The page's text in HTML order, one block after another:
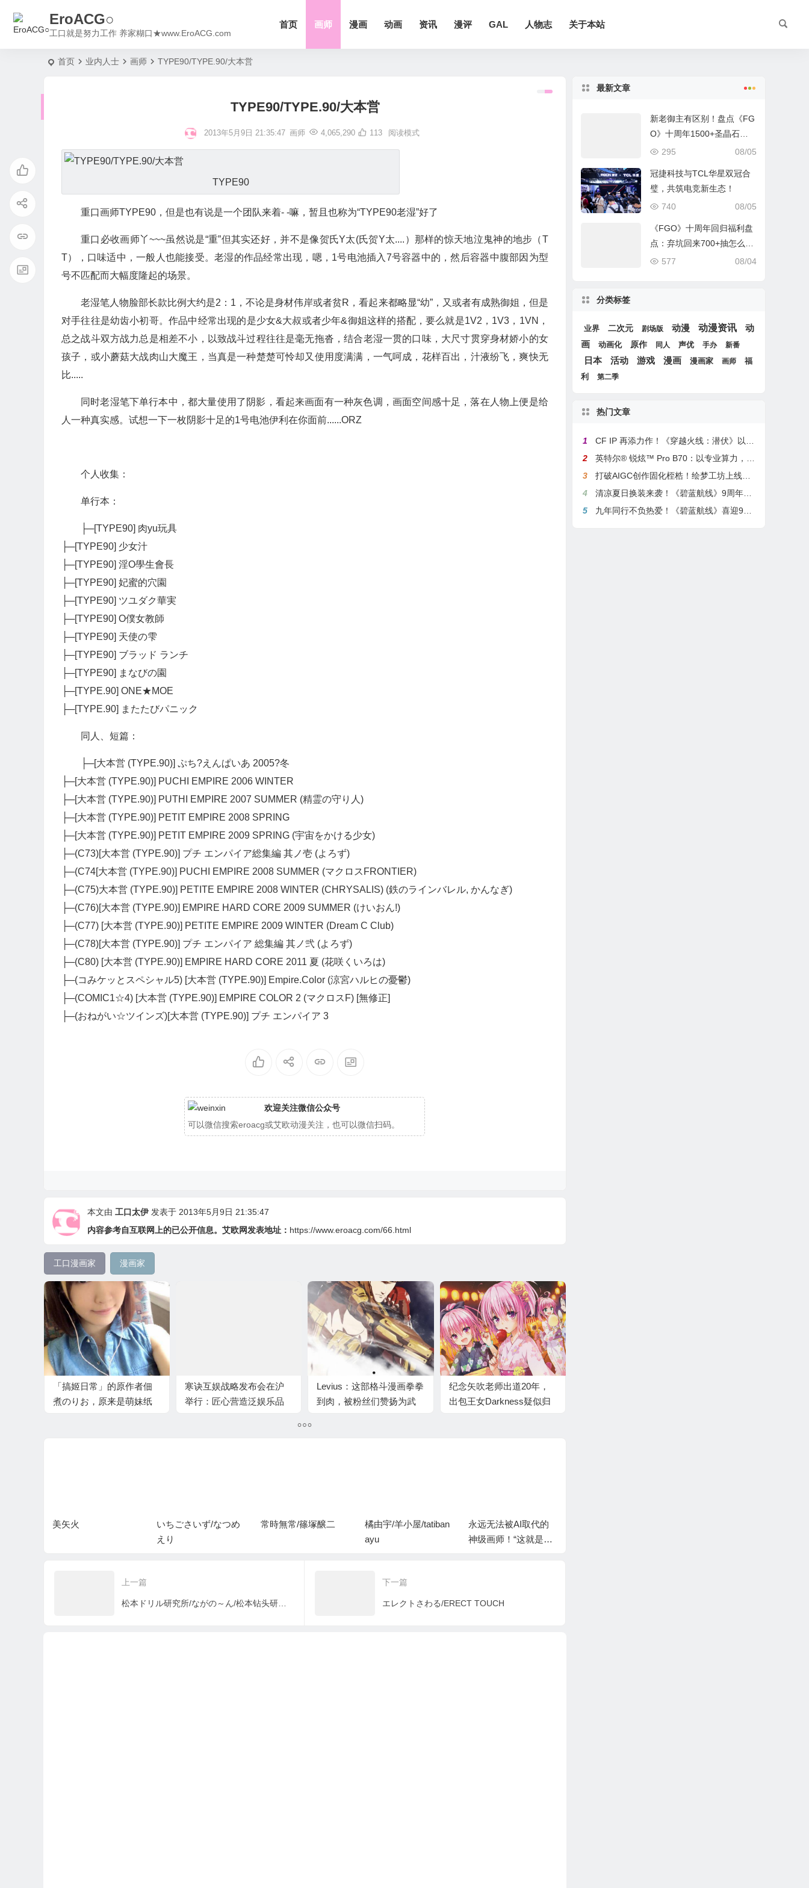
EroACG○
工口就是努力工作 养家糊口★www.EroACG.com
首页 画师 漫画 动画 资讯 漫评 GAL 人物志 关于本站
首页 业内人士 画师 TYPE90/TYPE.90/大本営
TYPE90/TYPE.90/大本営
2013年5月9日 21:35:47 画师 4,065,290 113 阅读模式
TYPE90
重口画师TYPE90，但是也有说是一个团队来着- -嘛，暂且也称为“TYPE90老湿”好了
重口必收画师丫~~~虽然说是“重”但其实还好，并不是像贺氏Y太(氏贺Y太....）那样的惊天地泣鬼神的地步（T
T），口味适中，一般人也能接受。老湿的作品经常出现，嗯，1号电池插入7号容器中的，然后容器中腹部因为型
号不匹配而大幅度隆起的场景。
老湿笔人物脸部长款比例大约是2：1，不论是身材伟岸或者贫R，看起来都略显“幼”，又或者有成熟御姐，但是
对手往往是幼齿小初哥。作品中经常出现的是少女&大叔或者少年&御姐这样的搭配，要么就是1V2，1V3，1VN，
总之战斗双方战力总是相差不小，以致战斗过程往往是毫无拖沓，结合老湿一贯的口味，大尺寸贯穿身材娇小的女
孩子，或小蘑菇大战肉山大魔王，当真是一种楚楚可怜却又使用度满满，一气呵成，花样百出，汁液纷飞，爽快无
比.....
同时老湿笔下单行本中，都大量使用了阴影，看起来画面有一种灰色调，画面空间感十足，落在人物上便是给
人一种真实感。试想一下一枚阴影十足的1号电池伊利在你面前......ORZ
个人收集：
单行本：
├─[TYPE90] 肉yu玩具
├─[TYPE90] 少女汁
├─[TYPE90] 淫O學生會長
├─[TYPE90] 妃蜜的穴園
├─[TYPE90] ツユダク華実
├─[TYPE90] O僕女教師
├─[TYPE90] 天使の雫
├─[TYPE90] ブラッド ランチ
├─[TYPE90] まなびの園
├─[TYPE.90] ONE★MOE
├─[TYPE.90] またたびパニック
同人、短篇：
├─[大本営 (TYPE.90)] ぷち?えんぱいあ 2005?冬
├─[大本営 (TYPE.90)] PUCHI EMPIRE 2006 WINTER
├─[大本営 (TYPE.90)] PUTHI EMPIRE 2007 SUMMER (精霊の守り人)
├─[大本営 (TYPE.90)] PETIT EMPIRE 2008 SPRING
├─[大本営 (TYPE.90)] PETIT EMPIRE 2009 SPRING (宇宙をかける少女)
├─(C73)[大本営 (TYPE.90)] プチ エンパイア総集編 其ノ壱 (よろず)
├─(C74[大本営 (TYPE.90)] PUCHI EMPIRE 2008 SUMMER (マクロスFRONTIER)
├─(C75)大本営 (TYPE.90)] PETITE EMPIRE 2008 WINTER (CHRYSALIS) (鉄のラインバレル, かんなぎ)
├─(C76)[大本営 (TYPE.90)] EMPIRE HARD CORE 2009 SUMMER (けいおん!)
├─(C77) [大本営 (TYPE.90)] PETITE EMPIRE 2009 WINTER (Dream C Club)
├─(C78)[大本営 (TYPE.90)] プチ エンパイア 総集編 其ノ弐 (よろず)
├─(C80) [大本営 (TYPE.90)] EMPIRE HARD CORE 2011 夏 (花咲くいろは)
├─(コみケッとスペシャル5) [大本営 (TYPE.90)] Empire.Color (涼宮ハルヒの憂鬱)
├─(COMIC1☆4) [大本営 (TYPE.90)] EMPIRE COLOR 2 (マクロスF) [無修正]
├─(おねがい☆ツインズ)[大本営 (TYPE.90)] プチ エンパイア 3
欢迎关注微信公众号
可以微信搜索eroacg或艾欧动漫关注，也可以微信扫码。
本文由 工口太伊 发表于 2013年5月9日 21:35:47
内容参考自互联网上的已公开信息。艾欧网发表地址： https://www.eroacg.com/66.html
工口漫画家 漫画家
「搞姬日常」的原作者佃
煮のりお，原来是萌妹纸
寒诀互娱战略发布会在沪
举行：匠心营造泛娱乐品
Levius：这部格斗漫画拳拳
到肉，被粉丝们赞扬为武
纪念矢吹老师出道20年，
出包王女Darkness疑似归
美矢火
いちごさいず/なつめ
えり
常時無常/篠塚醸二
橘由宇/羊小屋/tatiban
ayu
永远无法被AI取代的
神级画师！“这就是我
上一篇 下一篇
エレクトさわる/ERECT TOUCH
最新文章
新老御主有区别！盘点《FG
O》十周年1500+圣晶石福
利全部获取方式
08/05
295
冠捷科技与TCL华星双冠合
璧，共筑电竞新生态！
08/05
740
《FGO》十周年回归福利盘
点：弃坑回来700+抽怎么
拿？
08/04
577
分类标签
业界 二次元 剧场版 动漫 动漫资讯
动
画
动画化 原作 同人 声优 手办 新番
日本 活动 游戏 漫画 漫画家 画师
福
利
第二季
热门文章
1
CF IP 再添力作！《穿越火线：潜伏》以3A叙事重塑战术潜行玩法
2
英特尔® 锐炫™ Pro B70：以专业算力，解锁本地化AI部署与生产力新基准
3
打破AIGC创作固化桎梏！绘梦工坊上线绘梦画布dreamo赋能全场景自由创作
4
清凉夏日换装来袭！《碧蓝航线》9周年庆典活动第二弹今日正式上线
5
九年同行不负热爱！《碧蓝航线》喜迎9周岁生日 双向奔赴共赴新程